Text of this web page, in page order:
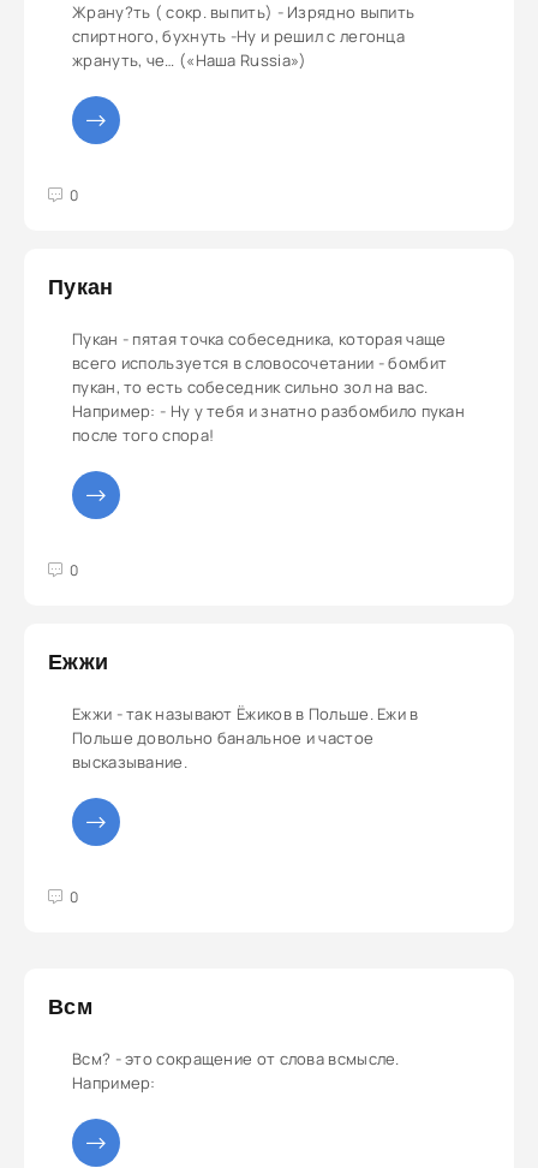
Жрану?ть ( сокр. выпить) - Изрядно выпить
спиртного, бухнуть -Ну и решил с легонца
жрануть, че… («Наша Russia»)
0
5
Пукан
Пукан - пятая точка собеседника, которая чаще
всего используется в словосочетании - бомбит
пукан, то есть собеседник сильно зол на вас.
Например: - Ну у тебя и знатно разбомбило пукан
после того спора!
0
5
Ежжи
Ежжи - так называют Ёжиков в Польше. Ежи в
Польше довольно банальное и частое
высказывание.
0
5
Всм
Всм? - это сокращение от слова всмысле.
Например: